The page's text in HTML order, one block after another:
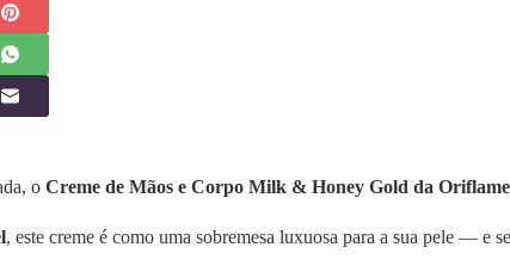
o Creme de Mãos e Corpo Milk & Honey Gold da Oriflame
, este creme é como uma sobremesa luxuosa para a sua pele — e